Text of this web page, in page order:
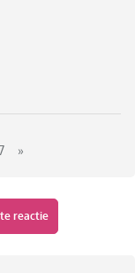
»
reactie